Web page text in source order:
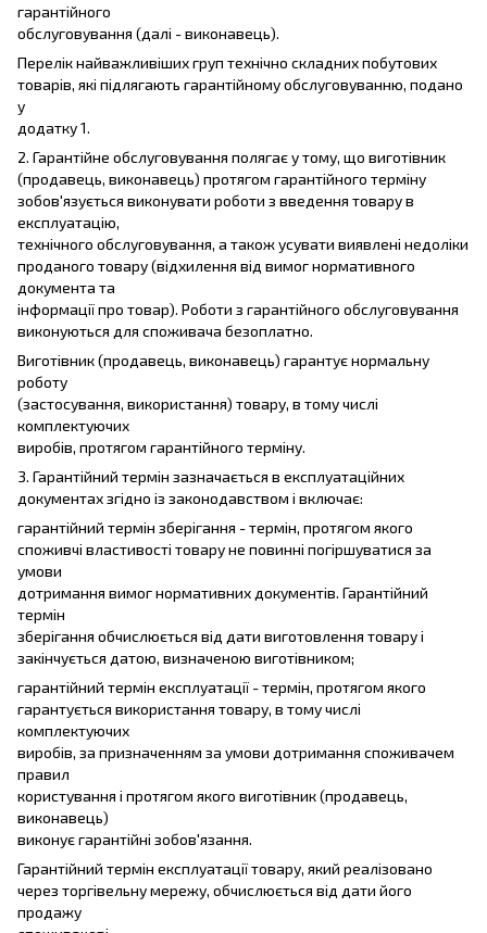
гарантійного
обслуговування (далі - виконавець).
Перелік найважливіших груп технічно складних побутових
товарів, які підлягають гарантійному обслуговуванню, подано
у
додатку 1.
2. Гарантійне обслуговування полягає у тому, що виготівник
(продавець, виконавець) протягом гарантійного терміну
зобов'язується виконувати роботи з введення товару в
експлуатацію,
технічного обслуговування, а також усувати виявлені недоліки
проданого товару (відхилення від вимог нормативного
документа та
інформації про товар). Роботи з гарантійного обслуговування
виконуються для споживача безоплатно.
Виготівник (продавець, виконавець) гарантує нормальну
роботу
(застосування, використання) товару, в тому числі
комплектуючих
виробів, протягом гарантійного терміну.
3. Гарантійний термін зазначається в експлуатаційних
документах згідно із законодавством і включає:
гарантійний термін зберігання - термін, протягом якого
споживчі властивості товару не повинні погіршуватися за
умови
дотримання вимог нормативних документів. Гарантійний
термін
зберігання обчислюється від дати виготовлення товару і
закінчується датою, визначеною виготівником;
гарантійний термін експлуатації - термін, протягом якого
гарантується використання товару, в тому числі
комплектуючих
виробів, за призначенням за умови дотримання споживачем
правил
користування і протягом якого виготівник (продавець,
виконавець)
виконує гарантійні зобов'язання.
Гарантійний термін експлуатації товару, який реалізовано
через торгівельну мережу, обчислюється від дати його
продажу